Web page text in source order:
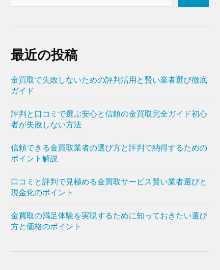
最近の投稿
金買取で失敗しないための評判活用と賢い業者選び徹底
ガイド
評判と口コミで選ぶ安心と信頼の金買取完全ガイド初心
者が失敗しない方法
信頼できる金買取業者の選び方と評判で納得するための
ポイント解説
口コミと評判で見極める金買取サービス賢い業者選びと
現金化のポイント
金買取の満足体験を実現するために知っておきたい選び
方と価格のポイント